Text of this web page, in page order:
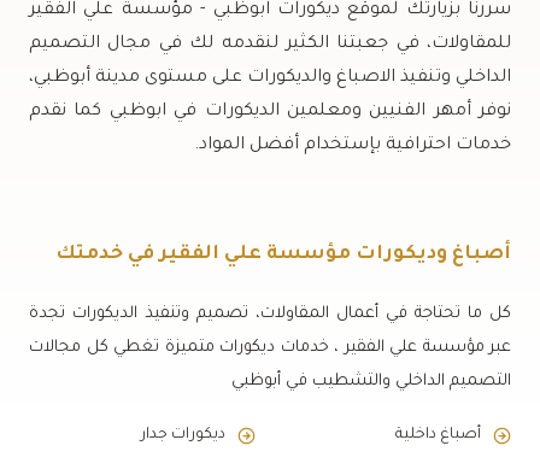
سررنا بزيارتك لموقع ديكورات ابوظبي - مؤسسة علي الفقير
للمقاولات، في جعبتنا الكثير لنقدمه لك في مجال التصميم
الداخلي وتنفيذ الاصباغ والديكورات على مستوى مدينة أبوظبي،
نوفر أمهر الفنيين ومعلمين الديكورات في ابوظبي كما نقدم
خدمات احترافية بإستخدام أفضل المواد.
أصباغ وديكورات مؤسسة علي الفقير في خدمتك
كل ما تحتاجة في أعمال المقاولات، تصميم وتنفيذ الديكورات تجدة
عبر مؤسسة علي الفقير ، خدمات ديكورات متميزة تغطي كل مجالات
التصميم الداخلي والتشطيب في أبوظبي
أصباغ داخلية ديكورات جدار